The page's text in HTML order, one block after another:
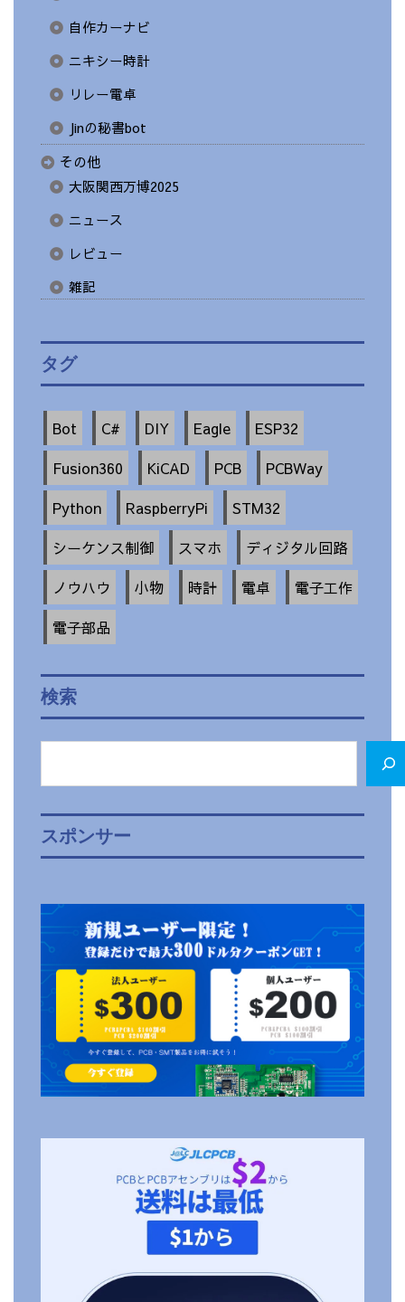
自作カーナビ
ニキシー時計
リレー電卓
Jinの秘書bot
その他
大阪関西万博2025
ニュース
レビュー
雑記
タグ
Bot C# DIY Eagle
ESP32
Fusion360
KiCAD PCB
PCBWay
Python
RaspberryPi
STM32
シーケンス制御
スマホ
ディジタル回路
ノウハウ
小物 時計 電卓
電子工作
電子部品
検索
スポンサー